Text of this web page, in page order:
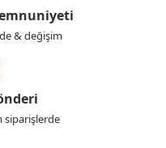
& değişim
siparişlerde